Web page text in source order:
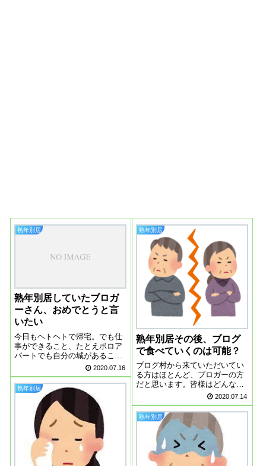
熟年別居
熟年別居していたブロガ
ーさん、おめでとうと言
いたい
今日もヘトヘトで帰宅。でも仕
事ができること、たとえボロア
パートでも自分の城があること
に感謝しつつ、アイスクリーム
を食べて元気になりました。先
ほど５０代の生き方カテゴリー
で、懐かしい方のブログを拝見
しました。７月にブログを復帰
されていました。...
2020.07.16
熟年別居
熟年別居その後、ブログ
で食べていくのは可能？
ブログ村から来ていただいてい
る方はほとんど、ブロガーの方
だと思います。皆様はどんな目
的でブログを書いています
か？・老後資金の足しに・お小
遣い稼ぎ・自分の備忘録・ボケ
防止に？・愚痴を吐き出したい
から・自分史として残しておき
たい等々いろいろある...
2020.07.14
熟年別居
熟年別居